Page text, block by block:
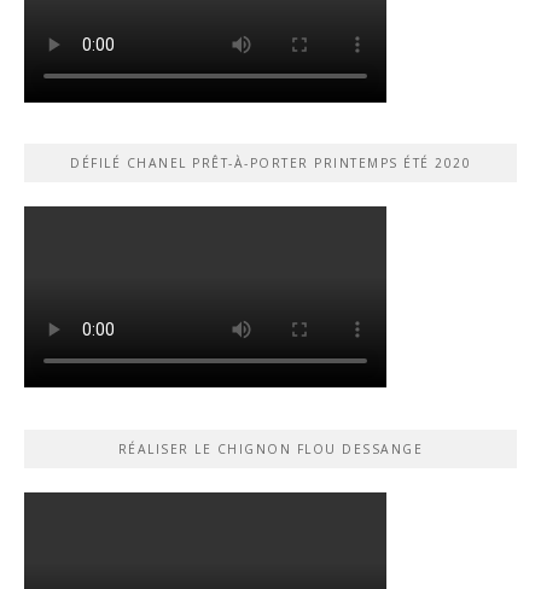
DÉFILÉ CHANEL PRÊT-À-PORTER PRINTEMPS ÉTÉ 2020
RÉALISER LE CHIGNON FLOU DESSANGE